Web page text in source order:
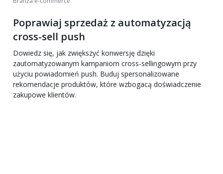
Poprawiaj sprzedaż z automatyzacją
cross-sell push
Dowiedz się, jak zwiększyć konwersję dzięki
zautomatyzowanym kampaniom cross-sellingowym przy
użyciu powiadomień push. Buduj spersonalizowane
rekomendacje produktów, które wzbogacą doświadczenie
zakupowe klientów.